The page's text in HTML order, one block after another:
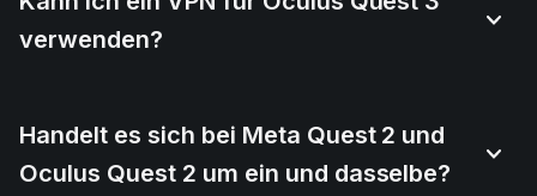
verwenden?
Handelt es sich bei Meta Quest 2 und
Oculus Quest 2 um ein und dasselbe?